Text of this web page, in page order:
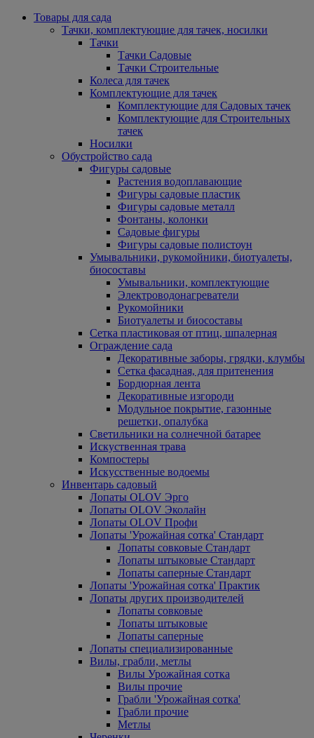
Товары для сада
Тачки, комплектующие для тачек, носилки
Тачки
Тачки Садовые
Тачки Строительные
Колеса для тачек
Комплектующие для тачек
Комплектующие для Садовых тачек
Комплектующие для Строительных
тачек
Носилки
Обустройство сада
Фигуры садовые
Растения водоплавающие
Фигуры садовые пластик
Фигуры садовые металл
Фонтаны, колонки
Садовые фигуры
Фигуры садовые полистоун
Умывальники, рукомойники, биотуалеты,
биосоставы
Умывальники, комплектующие
Электроводонагреватели
Рукомойники
Биотуалеты и биосоставы
Сетка пластиковая от птиц, шпалерная
Ограждение сада
Декоративные заборы, грядки, клумбы
Сетка фасадная, для притенения
Бордюрная лента
Декоративные изгороди
Модульное покрытие, газонные
решетки, опалубка
Светильники на солнечной батарее
Искуственная трава
Компостеры
Искусственные водоемы
Инвентарь садовый
Лопаты OLOV Эрго
Лопаты OLOV Эколайн
Лопаты OLOV Профи
Лопаты 'Урожайная сотка' Стандарт
Лопаты совковые Стандарт
Лопаты штыковые Стандарт
Лопаты саперные Стандарт
Лопаты 'Урожайная сотка' Практик
Лопаты других производителей
Лопаты совковые
Лопаты штыковые
Лопаты саперные
Лопаты специализированные
Вилы, грабли, метлы
Вилы Урожайная сотка
Вилы прочие
Грабли 'Урожайная сотка'
Грабли прочие
Метлы